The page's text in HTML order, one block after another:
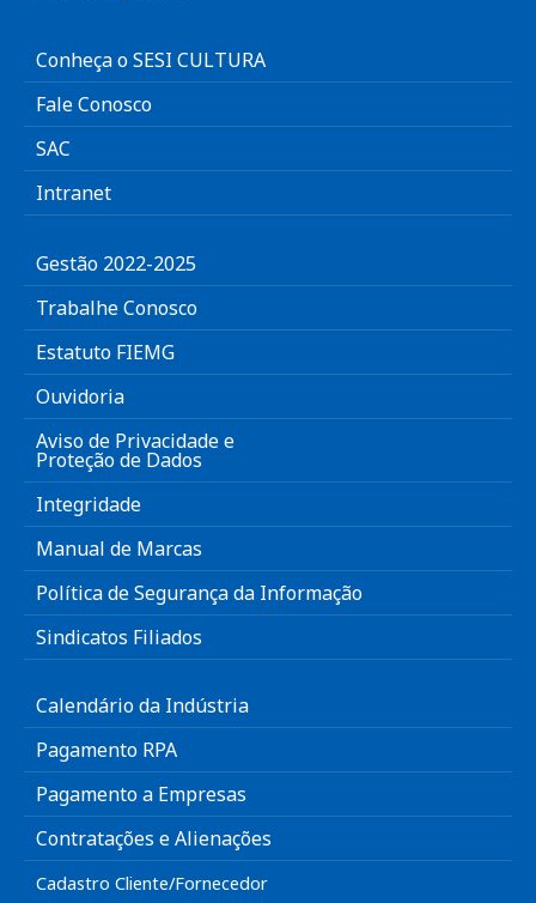
Conheça o SESI CULTURA
Fale Conosco
SAC
Intranet
Gestão 2022-2025
Trabalhe Conosco
Estatuto FIEMG
Ouvidoria
Aviso de Privacidade e
Proteção de Dados
Integridade
Manual de Marcas
Política de Segurança da Informação
Sindicatos Filiados
Calendário da Indústria
Pagamento RPA
Pagamento a Empresas
Contratações e Alienações
Cadastro Cliente/Fornecedor